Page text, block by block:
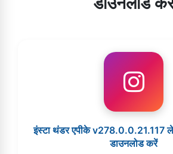
इंस्टा थंडर एपीके v278.0.0.21.117
डाउनलोड करें